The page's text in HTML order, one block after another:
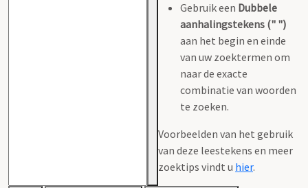
Gebruik een Dubbele
aanhalingstekens (" ")
aan het begin en einde
van uw zoektermen om
naar de exacte
combinatie van woorden
te zoeken.
Voorbeelden van het gebruik
van deze leestekens en meer
zoektips vindt u hier.